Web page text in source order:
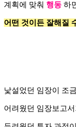
계획에 맞춰 행동 하
어떤 것이든 잘해질
낯설었던 임장이 조
어려웠던 임장보고